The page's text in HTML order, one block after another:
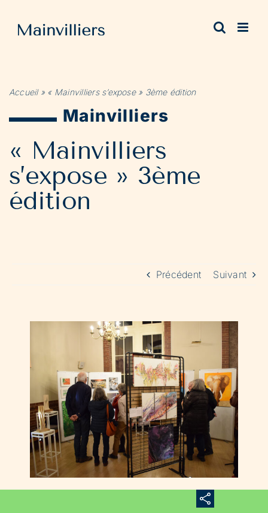
contenu
Accueil» « Mainvilliers s’expose » 3ème édition
Mainvilliers
« Mainvilliers
s’expose » 3ème
édition
Précédent Suivant